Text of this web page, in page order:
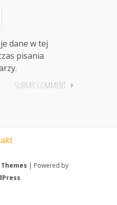
dane w tej
pisania
| Powered by